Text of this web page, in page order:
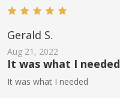
Gerald S.
Aug 21, 2022
It was what I needed
It was what I needed